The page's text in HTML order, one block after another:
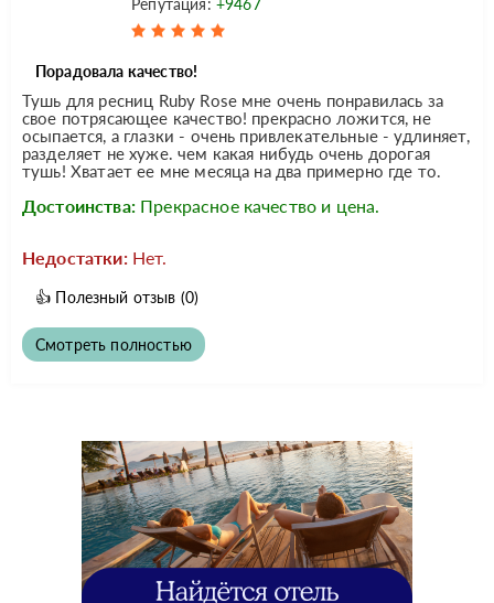
Репутация: +9467
Порадовала качество!
Тушь для ресниц Ruby Rose мне очень понравилась за
свое потрясающее качество! прекрасно ложится, не
осыпается, а глазки - очень привлекательные - удлиняет,
разделяет не хуже. чем какая нибудь очень дорогая
тушь! Хватает ее мне месяца на два примерно где то.
Достоинства: Прекрасное качество и цена.
Недостатки: Нет.
👍 Полезный отзыв (0)
Смотреть полностью